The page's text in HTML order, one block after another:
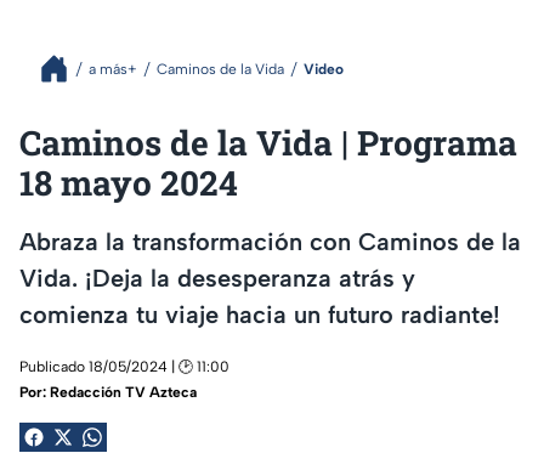
a más+ Caminos de la Vida Video
Caminos de la Vida | Programa
18 mayo 2024
Abraza la transformación con Caminos de la
Vida. ¡Deja la desesperanza atrás y
comienza tu viaje hacia un futuro radiante!
Publicado 18/05/2024 | 🕑 11:00
Por: Redacción TV Azteca